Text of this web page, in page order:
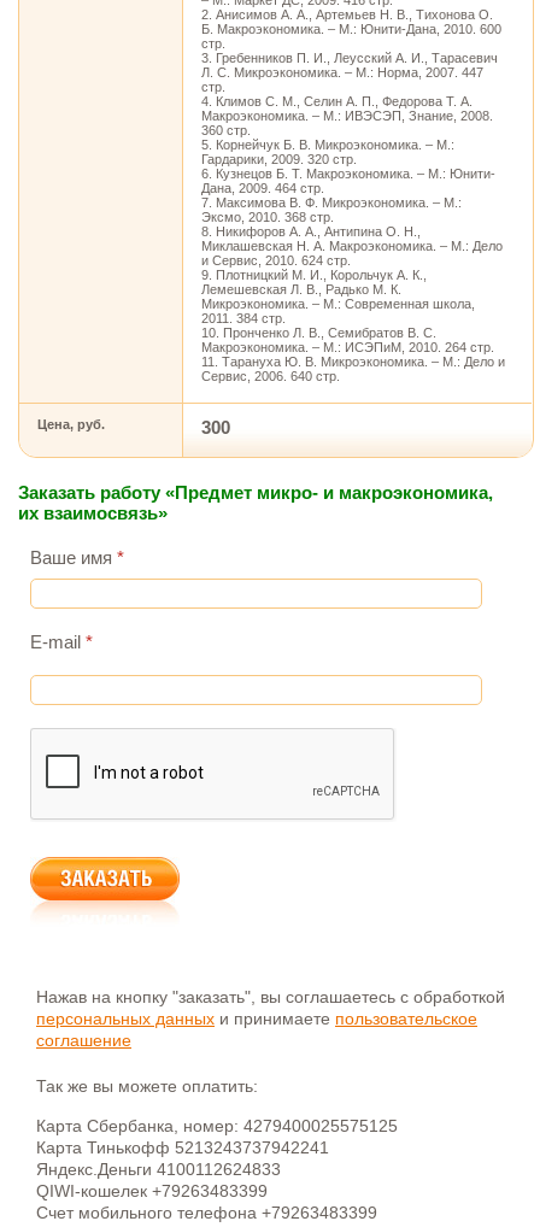
2. Анисимов А. А., Артемьев Н. В., Тихонова О.
Б. Макроэкономика. – М.: Юнити-Дана, 2010. 600
стр.
3. Гребенников П. И., Леусский А. И., Тарасевич
Л. С. Микроэкономика. – М.: Норма, 2007. 447
стр.
4. Климов С. М., Селин А. П., Федорова Т. А.
Макроэкономика. – М.: ИВЭСЭП, Знание, 2008.
360 стр.
5. Корнейчук Б. В. Микроэкономика. – М.:
Гардарики, 2009. 320 стр.
6. Кузнецов Б. Т. Макроэкономика. – М.: Юнити-
Дана, 2009. 464 стр.
7. Максимова В. Ф. Микроэкономика. – М.:
Эксмо, 2010. 368 стр.
8. Никифоров А. А., Антипина О. Н.,
Миклашевская Н. А. Макроэкономика. – М.: Дело
и Сервис, 2010. 624 стр.
9. Плотницкий М. И., Корольчук А. К.,
Лемешевская Л. В., Радько М. К.
Микроэкономика. – М.: Современная школа,
2011. 384 стр.
10. Пронченко Л. В., Семибратов В. С.
Макроэкономика. – М.: ИСЭПиМ, 2010. 264 стр.
11. Тарануха Ю. В. Микроэкономика. – М.: Дело и
Сервис, 2006. 640 стр.
Цена, руб. 300
Заказать работу «Предмет микро- и макроэкономика,
их взаимосвязь»
Ваше имя *
E-mail *
Нажав на кнопку "заказать", вы соглашаетесь с обработкой
персональных данных и принимаете пользовательское
соглашение
Так же вы можете оплатить:
Карта Сбербанка, номер: 4279400025575125
Карта Тинькофф 5213243737942241
Яндекс.Деньги 4100112624833
QIWI-кошелек +79263483399
Счет мобильного телефона +79263483399